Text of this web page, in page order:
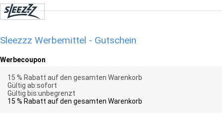
Sleezzz Werbemittel - Gutschein
Werbecoupon
15 % Rabatt auf den gesamten Warenkorb
Gültig ab:sofort
Gültig bis:unbegrenzt
15 % Rabatt auf den gesamten Warenkorb